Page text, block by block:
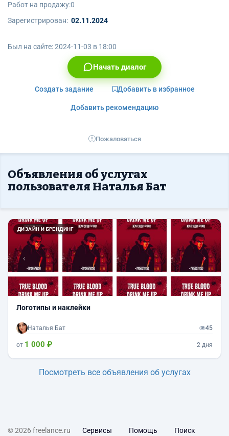
Работ на продажу:0
Зарегистрирован: 02.11.2024
Был на сайте:2024-11-03 в 18:00
Начать диалог
Создать задание Добавить в избранное
Добавить рекомендацию
Пожаловаться
Объявления об услугах
пользователя Наталья Бат
ДИЗАЙН И БРЕНДИНГ
Назад
Логотипы и наклейки
Наталья Бат 45
от 1 000 ₽ 2 дня
Посмотреть все объявления об услугах
© 2026 freelance.ru Сервисы Помощь Поиск